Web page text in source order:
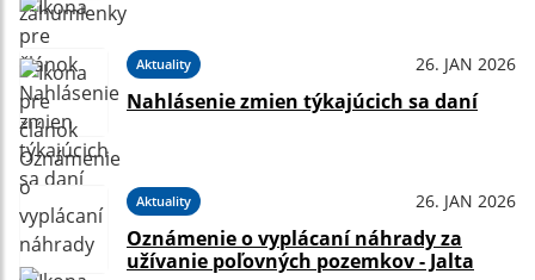
Aktuality 26. JAN 2026
Nahlásenie zmien týkajúcich sa daní
Aktuality 26. JAN 2026
Oznámenie o vyplácaní náhrady za
užívanie poľovných pozemkov - Jalta